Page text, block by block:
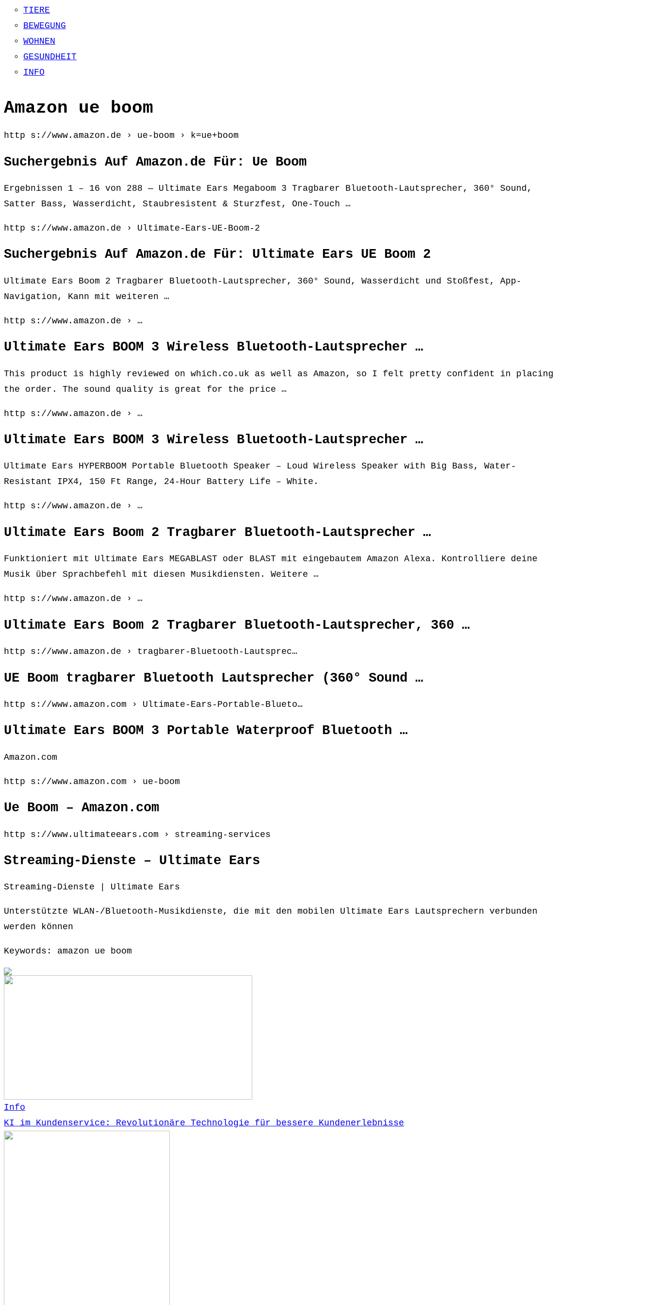
TIERE
BEWEGUNG
WOHNEN
GESUNDHEIT
INFO
Amazon ue boom
http s://www.amazon.de › ue-boom › k=ue+boom
Suchergebnis Auf Amazon.de Für: Ue Boom
Ergebnissen 1 – 16 von 288 — Ultimate Ears Megaboom 3 Tragbarer Bluetooth-Lautsprecher, 360° Sound,
Satter Bass, Wasserdicht, Staubresistent & Sturzfest, One-Touch …
http s://www.amazon.de › Ultimate-Ears-UE-Boom-2
Suchergebnis Auf Amazon.de Für: Ultimate Ears UE Boom 2
Ultimate Ears Boom 2 Tragbarer Bluetooth-Lautsprecher, 360° Sound, Wasserdicht und Stoßfest, App-
Navigation, Kann mit weiteren …
http s://www.amazon.de › …
Ultimate Ears BOOM 3 Wireless Bluetooth-Lautsprecher …
This product is highly reviewed on which.co.uk as well as Amazon, so I felt pretty confident in placing
the order. The sound quality is great for the price …
http s://www.amazon.de › …
Ultimate Ears BOOM 3 Wireless Bluetooth-Lautsprecher …
Ultimate Ears HYPERBOOM Portable Bluetooth Speaker – Loud Wireless Speaker with Big Bass, Water-
Resistant IPX4, 150 Ft Range, 24-Hour Battery Life – White.
http s://www.amazon.de › …
Ultimate Ears Boom 2 Tragbarer Bluetooth-Lautsprecher …
Funktioniert mit Ultimate Ears MEGABLAST oder BLAST mit eingebautem Amazon Alexa. Kontrolliere deine
Musik über Sprachbefehl mit diesen Musikdiensten. Weitere …
http s://www.amazon.de › …
Ultimate Ears Boom 2 Tragbarer Bluetooth-Lautsprecher, 360 …
http s://www.amazon.de › tragbarer-Bluetooth-Lautsprec…
UE Boom tragbarer Bluetooth Lautsprecher (360° Sound …
http s://www.amazon.com › Ultimate-Ears-Portable-Blueto…
Ultimate Ears BOOM 3 Portable Waterproof Bluetooth …
Amazon.com
http s://www.amazon.com › ue-boom
Ue Boom – Amazon.com
http s://www.ultimateears.com › streaming-services
Streaming-Dienste – Ultimate Ears
Streaming-Dienste | Ultimate Ears
Unterstützte WLAN-/Bluetooth-Musikdienste, die mit den mobilen Ultimate Ears Lautsprechern verbunden
werden können
Keywords: amazon ue boom
Info
KI im Kundenservice: Revolutionäre Technologie für bessere Kundenerlebnisse